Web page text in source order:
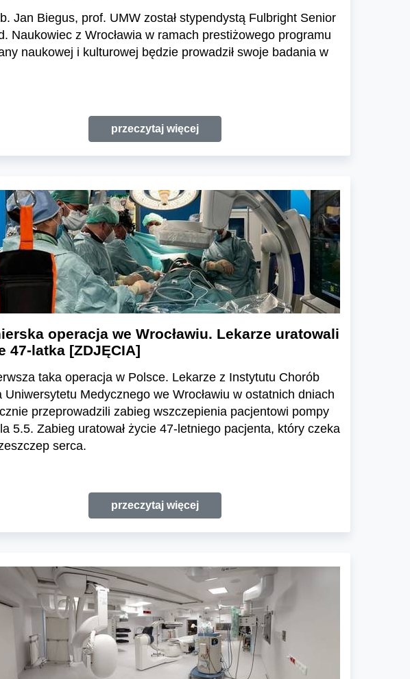
Jan Biegus, prof. UMW został stypendystą Fulbright Senior
Naukowiec z Wrocławia w ramach prestiżowego programu
naukowej i kulturowej będzie prowadził swoje badania w
przeczytaj więcej
operacja we Wrocławiu. Lekarze uratowali
47-latka [ZDJĘCIA]
taka operacja w Polsce. Lekarze z Instytutu Chorób
Uniwersytetu Medycznego we Wrocławiu w ostatnich dniach
przeprowadzili zabieg wszczepienia pacjentowi pompy
5.5. Zabieg uratował życie 47-letniego pacjenta, który czeka
serca.
przeczytaj więcej